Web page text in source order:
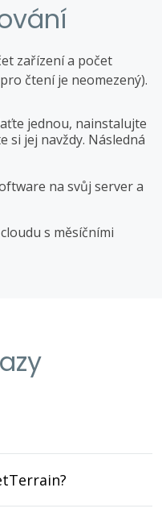
zařízení a počet
čtení je neomezený).
jednou, nainstalujte
si jej navždy. Následná
na svůj server a
s měsíčními